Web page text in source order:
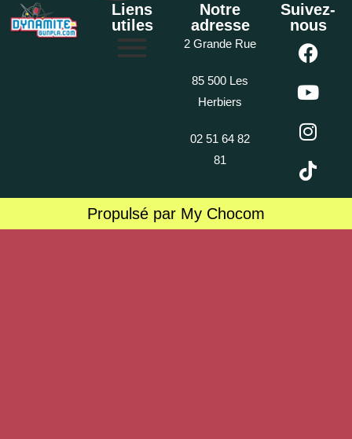
Liens
utiles
Notre
adresse
2 Grande Rue
85 500 Les
Herbiers
02 51 64 82
81
Suivez-
nous
Propulsé par My Chocom